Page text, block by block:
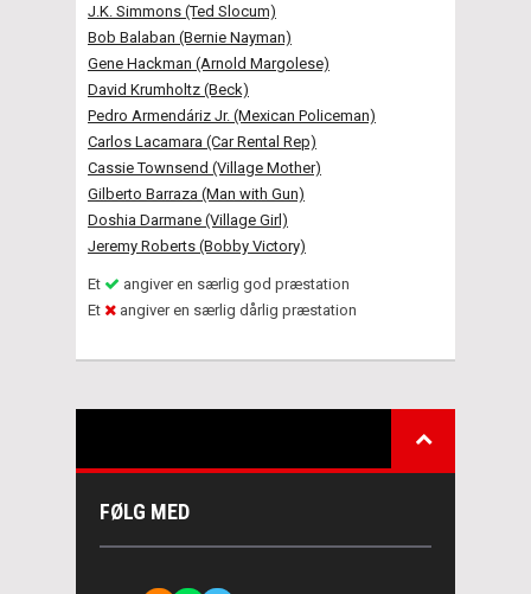
J.K. Simmons (Ted Slocum)
Bob Balaban (Bernie Nayman)
Gene Hackman (Arnold Margolese)
David Krumholtz (Beck)
Pedro Armendáriz Jr. (Mexican Policeman)
Carlos Lacamara (Car Rental Rep)
Cassie Townsend (Village Mother)
Gilberto Barraza (Man with Gun)
Doshia Darmane (Village Girl)
Jeremy Roberts (Bobby Victory)
Et
angiver en særlig god præstation
Et
angiver en særlig dårlig præstation
FØLG MED